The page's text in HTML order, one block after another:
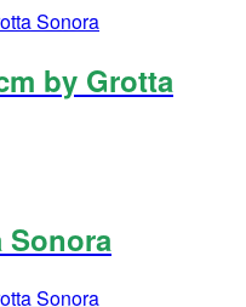
by Grotta
Sonora